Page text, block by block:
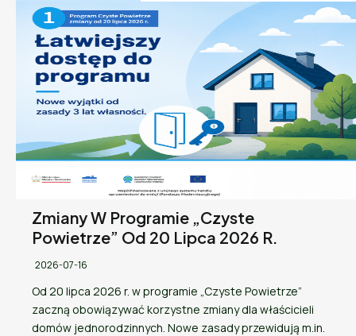
Zmiany W Programie „Czyste
Powietrze” Od 20 Lipca 2026 R.
2026-07-16
Od 20 lipca 2026 r. w programie „Czyste Powietrze”
zaczną obowiązywać korzystne zmiany dla właścicieli
domów jednorodzinnych. Nowe zasady przewidują m.in.